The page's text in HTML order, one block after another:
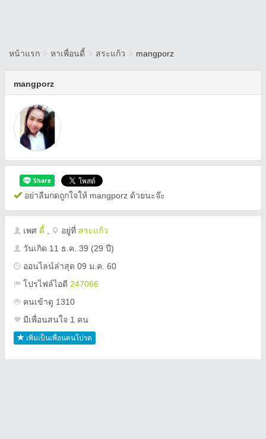
หน้าแรก > หาเพื่อนดี้ > สระแก้ว > mangporz
mangporz
อย่าลืมกดถูกใจให้ mangporz ด้วยนะจ๊ะ
เพศ ดี้ อยู่ที่ สระแก้ว
วันเกิด 11 ธ.ค. 39 (29 ปี)
ออนไลน์ล่าสุด 09 ม.ค. 60
โปรไฟล์ไอดี 247066
คนเข้าดู 1310
มีเพื่อนสนใจ 1 คน
เพิ่มเป็นเพื่อนคนโปรด